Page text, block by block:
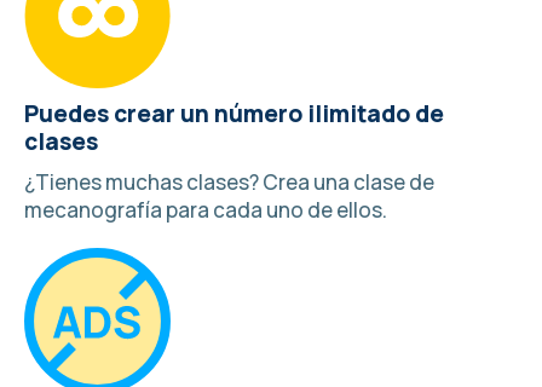
Puedes crear un número ilimitado de
clases
¿Tienes muchas clases?Crea una clase de
mecanografía para cada uno de ellos.